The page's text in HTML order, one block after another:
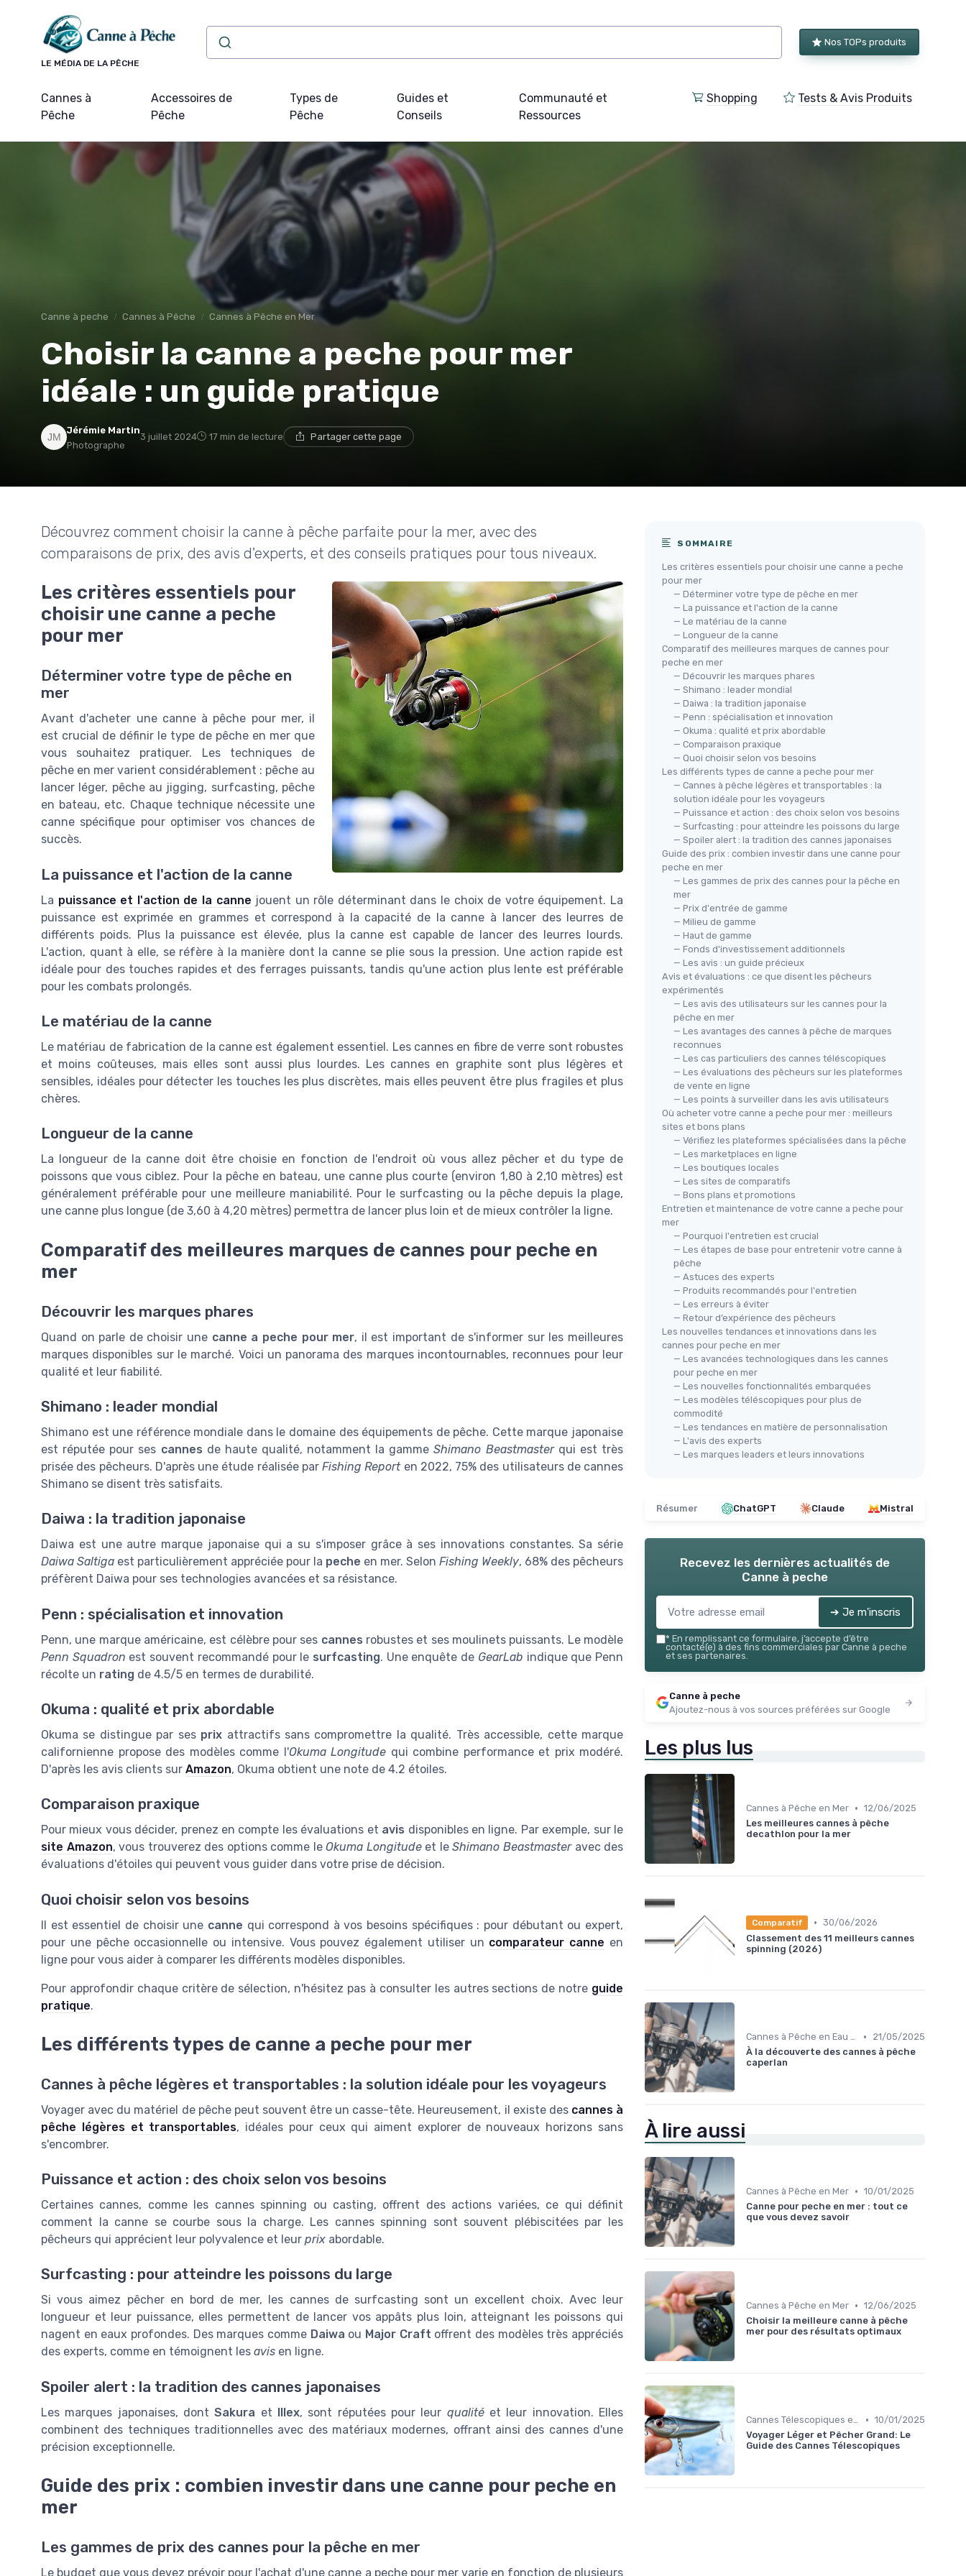
LE MÉDIA DE LA PÊCHE
Nos TOPs produits
Cannes à
Pêche
Accessoires de
Pêche
Types de
Pêche
Guides et
Conseils
Communauté et
Ressources
Shopping Tests & Avis Produits
Canne à peche Cannes à Pêche Cannes à Pêche en Mer
Choisir la canne a peche pour mer
idéale : un guide pratique
Jérémie Martin
Photographe
3 juillet 2024 17 min de lecture Partager cette page
Découvrez comment choisir la canne à pêche parfaite pour la mer, avec des
comparaisons de prix, des avis d'experts, et des conseils pratiques pour tous niveaux.
Les critères essentiels pour
choisir une canne a peche
pour mer
Déterminer votre type de pêche en
mer
Avant d'acheter une canne à pêche pour mer, il
est crucial de définir le type de pêche en mer que
vous souhaitez pratiquer. Les techniques de
pêche en mer varient considérablement : pêche au
lancer léger, pêche au jigging, surfcasting, pêche
en bateau, etc. Chaque technique nécessite une
canne spécifique pour optimiser vos chances de
succès.
La puissance et l'action de la canne
La puissance et l'action de la canne jouent un rôle déterminant dans le choix de votre équipement. La
puissance est exprimée en grammes et correspond à la capacité de la canne à lancer des leurres de
différents poids. Plus la puissance est élevée, plus la canne est capable de lancer des leurres lourds.
L'action, quant à elle, se réfère à la manière dont la canne se plie sous la pression. Une action rapide est
idéale pour des touches rapides et des ferrages puissants, tandis qu'une action plus lente est préférable
pour les combats prolongés.
Le matériau de la canne
Le matériau de fabrication de la canne est également essentiel. Les cannes en fibre de verre sont robustes
et moins coûteuses, mais elles sont aussi plus lourdes. Les cannes en graphite sont plus légères et
sensibles, idéales pour détecter les touches les plus discrètes, mais elles peuvent être plus fragiles et plus
chères.
Longueur de la canne
La longueur de la canne doit être choisie en fonction de l'endroit où vous allez pêcher et du type de
poissons que vous ciblez. Pour la pêche en bateau, une canne plus courte (environ 1,80 à 2,10 mètres) est
généralement préférable pour une meilleure maniabilité. Pour le surfcasting ou la pêche depuis la plage,
une canne plus longue (de 3,60 à 4,20 mètres) permettra de lancer plus loin et de mieux contrôler la ligne.
Comparatif des meilleures marques de cannes pour peche en
mer
Découvrir les marques phares
Quand on parle de choisir une canne a peche pour mer, il est important de s'informer sur les meilleures
marques disponibles sur le marché. Voici un panorama des marques incontournables, reconnues pour leur
qualité et leur fiabilité.
Shimano : leader mondial
Shimano est une référence mondiale dans le domaine des équipements de pêche. Cette marque japonaise
est réputée pour ses cannes de haute qualité, notamment la gammeShimano Beastmasterqui est très
prisée des pêcheurs. D'après une étude réalisée par Fishing Reporten 2022, 75% des utilisateurs de cannes
Shimano se disent très satisfaits.
Daiwa : la tradition japonaise
Daiwa est une autre marque japonaise qui a su s'imposer grâce à ses innovations constantes. Sa série
Daiwa Saltiga est particulièrement appréciée pour la peche en mer. Selon Fishing Weekly, 68% des pêcheurs
préfèrent Daiwa pour ses technologies avancées et sa résistance.
Penn : spécialisation et innovation
Penn, une marque américaine, est célèbre pour ses cannes robustes et ses moulinets puissants. Le modèle
Penn Squadron est souvent recommandé pour le surfcasting. Une enquête de GearLab indique que Penn
récolte un rating de 4.5/5 en termes de durabilité.
Okuma : qualité et prix abordable
Okuma se distingue par ses prix attractifs sans compromettre la qualité. Très accessible, cette marque
californienne propose des modèles comme l'Okuma Longitude qui combine performance et prix modéré.
D'après les avis clients sur Amazon, Okuma obtient une note de 4.2 étoiles.
Comparaison praxique
Pour mieux vous décider, prenez en compte les évaluations et avis disponibles en ligne. Par exemple, sur le
site Amazon, vous trouverez des options comme leOkuma Longitudeet leShimano Beastmasteravec des
évaluations d'étoiles qui peuvent vous guider dans votre prise de décision.
Quoi choisir selon vos besoins
Il est essentiel de choisir une canne qui correspond à vos besoins spécifiques : pour débutant ou expert,
pour une pêche occasionnelle ou intensive. Vous pouvez également utiliser un comparateur canne en
ligne pour vous aider à comparer les différents modèles disponibles.
Pour approfondir chaque critère de sélection, n'hésitez pas à consulter les autres sections de notre guide
pratique.
Les différents types de canne a peche pour mer
Cannes à pêche légères et transportables : la solution idéale pour les voyageurs
Voyager avec du matériel de pêche peut souvent être un casse-tête. Heureusement, il existe des cannes à
pêche légères et transportables, idéales pour ceux qui aiment explorer de nouveaux horizons sans
s'encombrer.
Puissance et action : des choix selon vos besoins
Certaines cannes, comme les cannes spinning ou casting, offrent des actions variées, ce qui définit
comment la canne se courbe sous la charge. Les cannes spinning sont souvent plébiscitées par les
pêcheurs qui apprécient leur polyvalence et leur prix abordable.
Surfcasting : pour atteindre les poissons du large
Si vous aimez pêcher en bord de mer, les cannes de surfcasting sont un excellent choix. Avec leur
longueur et leur puissance, elles permettent de lancer vos appâts plus loin, atteignant les poissons qui
nagent en eaux profondes. Des marques comme Daiwa ou Major Craft offrent des modèles très appréciés
des experts, comme en témoignent les avis en ligne.
Spoiler alert : la tradition des cannes japonaises
Les marques japonaises, dontSakura et Illex, sont réputées pour leur qualitéet leur innovation. Elles
combinent des techniques traditionnelles avec des matériaux modernes, offrant ainsi des cannes d'une
précision exceptionnelle.
Guide des prix : combien investir dans une canne pour peche en
mer
Les gammes de prix des cannes pour la pêche en mer
Le budget que vous devez prévoir pour l'achat d'une canne a peche pour mer varie en fonction de plusieurs
SOMMAIRE
Les critères essentiels pour choisir une canne a peche
pour mer
— Déterminer votre type de pêche en mer
— La puissance et l'action de la canne
— Le matériau de la canne
— Longueur de la canne
Comparatif des meilleures marques de cannes pour
peche en mer
— Découvrir les marques phares
— Shimano : leader mondial
— Daiwa : la tradition japonaise
— Penn : spécialisation et innovation
— Okuma : qualité et prix abordable
— Comparaison praxique
— Quoi choisir selon vos besoins
Les différents types de canne a peche pour mer
— Cannes à pêche légères et transportables : la
solution idéale pour les voyageurs
— Puissance et action : des choix selon vos besoins
— Surfcasting : pour atteindre les poissons du large
— Spoiler alert : la tradition des cannes japonaises
Guide des prix : combien investir dans une canne pour
peche en mer
— Les gammes de prix des cannes pour la pêche en
mer
— Prix d'entrée de gamme
— Milieu de gamme
— Haut de gamme
— Fonds d'investissement additionnels
— Les avis : un guide précieux
Avis et évaluations : ce que disent les pêcheurs
expérimentés
— Les avis des utilisateurs sur les cannes pour la
pêche en mer
— Les avantages des cannes à pêche de marques
reconnues
— Les cas particuliers des cannes téléscopiques
— Les évaluations des pêcheurs sur les plateformes
de vente en ligne
— Les points à surveiller dans les avis utilisateurs
Où acheter votre canne a peche pour mer : meilleurs
sites et bons plans
— Vérifiez les plateformes spécialisées dans la pêche
— Les marketplaces en ligne
— Les boutiques locales
— Les sites de comparatifs
— Bons plans et promotions
Entretien et maintenance de votre canne a peche pour
mer
— Pourquoi l'entretien est crucial
— Les étapes de base pour entretenir votre canne à
pêche
— Astuces des experts
— Produits recommandés pour l'entretien
— Les erreurs à éviter
— Retour d’expérience des pêcheurs
Les nouvelles tendances et innovations dans les
cannes pour peche en mer
— Les avancées technologiques dans les cannes
pour peche en mer
— Les nouvelles fonctionnalités embarquées
— Les modèles téléscopiques pour plus de
commodité
— Les tendances en matière de personnalisation
— L'avis des experts
— Les marques leaders et leurs innovations
Résumer ChatGPT Claude Mistral
Recevez les dernières actualités de
Canne à peche
➔ Je m'inscris
* En remplissant ce formulaire, j’accepte d’être
contacté(e) à des fins commerciales par Canne à peche
et ses partenaires.
Canne à peche
Ajoutez-nous à vos sources préférées sur Google
Les plus lus
Cannes à Pêche en Mer • 12/06/2025
Les meilleures cannes à pêche
decathlon pour la mer
Comparatif • 30/06/2026
Classement des 11 meilleurs cannes
spinning (2026)
Cannes à Pêche en Eau Douce •
21/05/2025
À la découverte des cannes à pêche
caperlan
À lire aussi
Cannes à Pêche en Mer • 10/01/2025
Canne pour peche en mer : tout ce
que vous devez savoir
Cannes à Pêche en Mer • 12/06/2025
Choisir la meilleure canne à pêche
mer pour des résultats optimaux
Cannes Télescopiques et Voyage • 10/01/2025
Voyager Léger et Pêcher Grand: Le
Guide des Cannes Télescopiques